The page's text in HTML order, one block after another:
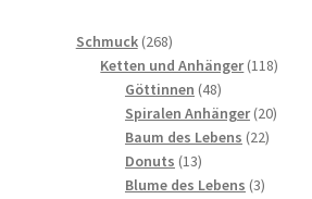
Schmuck 268268
Produkte
Ketten und Anhänger 118118
Göttinnen 4848
Produkte
Spiralen Anhänger 2020
Baum des Lebens 2222
Donuts 1313
Produkte
Blume des Lebens 33